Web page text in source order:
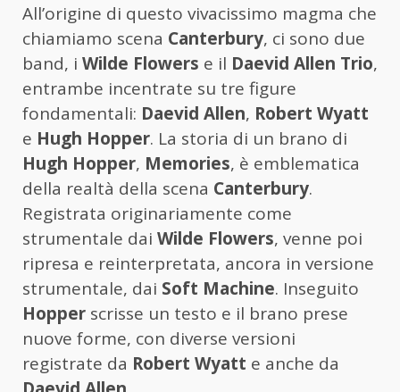
All’origine di questo vivacissimo magma che
chiamiamo scena Canterbury, ci sono due
band, i Wilde Flowers e il Daevid Allen Trio,
entrambe incentrate su tre figure
fondamentali: Daevid Allen, Robert Wyatt
e Hugh Hopper. La storia di un brano di
Hugh Hopper, Memories, è emblematica
della realtà della scena Canterbury.
Registrata originariamente come
strumentale dai Wilde Flowers, venne poi
ripresa e reinterpretata, ancora in versione
strumentale, dai Soft Machine. Inseguito
Hopper scrisse un testo e il brano prese
nuove forme, con diverse versioni
registrate da Robert Wyatt e anche da